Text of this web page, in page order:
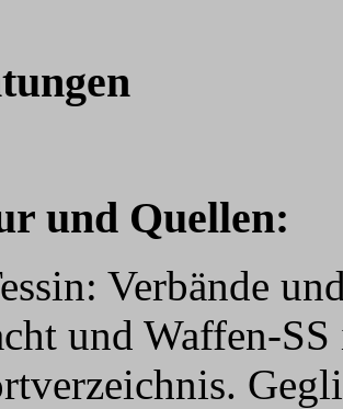
und Quellen:
Verbände
und Waffen-